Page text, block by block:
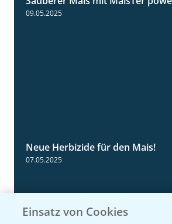
09.05.2025
Neue Herbizide für den Mais!
07.05.2025
Einsatz von Cookies